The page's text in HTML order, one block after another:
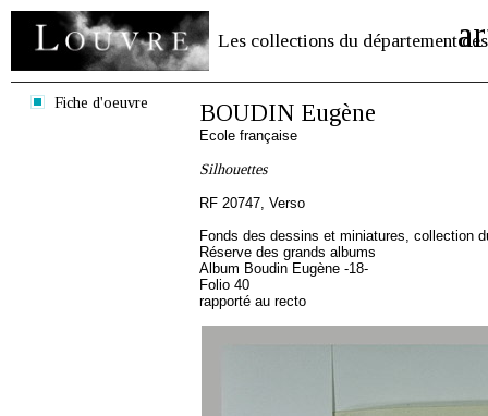
Les collections du département des
Fiche d'oeuvre BOUDIN Eugène
Ecole française
Silhouettes
RF 20747, Verso
Fonds des dessins et miniatures, collection
Réserve des grands albums
Album Boudin Eugène -18-
Folio 40
rapporté au recto